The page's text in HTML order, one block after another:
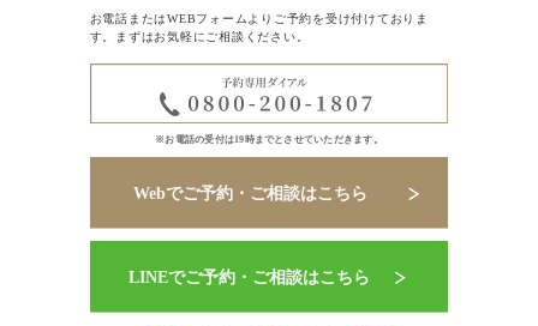
お電話またはWEBフォームよりご予約を受け付けておりま
す。まずはお気軽にご相談ください。
※お電話の受付は19時までとさせていただきます。